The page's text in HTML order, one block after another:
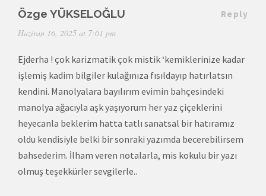
Özge YÜKSELOĞLU
Haziran 16, 2025 at 7:01 pm
Reply
Ejderha ! çok karizmatik çok mistik ‘kemiklerinize kadar
işlemiş kadim bilgiler kulağınıza fısıldayıp hatırlatsın
kendini. Manolyalara bayılırım evimin bahçesindeki
manolya ağacıyla aşk yaşıyorum her yaz çiçeklerini
heyecanla beklerim hatta tatlı sanatsal bir hatıramız
oldu kendisiyle belki bir sonraki yazımda becerebilirsem
bahsederim. İlham veren notalarla, mis kokulu bir yazı
olmuş teşekkürler sevgilerle..